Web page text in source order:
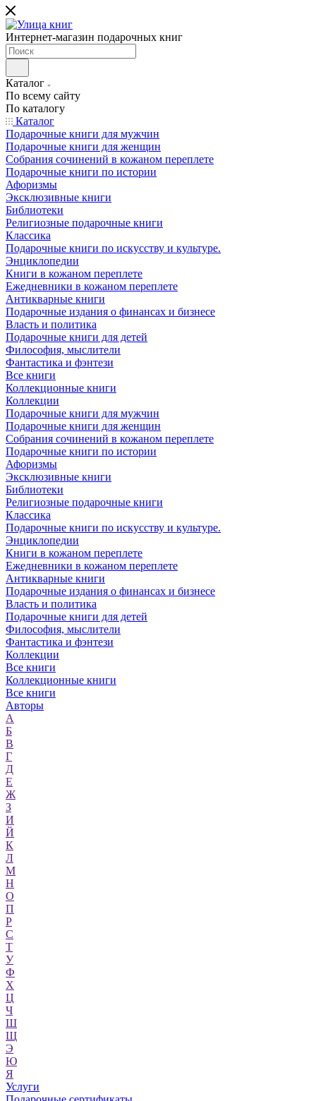
Интернет-магазин подарочных книг
Каталог
По всему сайту
По каталогу
Каталог
Подарочные книги для мужчин
Подарочные книги для женщин
Собрания сочинений в кожаном переплете
Подарочные книги по истории
Афоризмы
Эксклюзивные книги
Библиотеки
Религиозные подарочные книги
Классика
Подарочные книги по искусству и культуре.
Энциклопедии
Книги в кожаном переплете
Ежедневники в кожаном переплете
Антикварные книги
Подарочные издания о финансах и бизнесе
Власть и политика
Подарочные книги для детей
Философия, мыслители
Фантастика и фэнтези
Все книги
Коллекционные книги
Коллекции
Подарочные книги для мужчин
Подарочные книги для женщин
Собрания сочинений в кожаном переплете
Подарочные книги по истории
Афоризмы
Эксклюзивные книги
Библиотеки
Религиозные подарочные книги
Классика
Подарочные книги по искусству и культуре.
Энциклопедии
Книги в кожаном переплете
Ежедневники в кожаном переплете
Антикварные книги
Подарочные издания о финансах и бизнесе
Власть и политика
Подарочные книги для детей
Философия, мыслители
Фантастика и фэнтези
Коллекции
Все книги
Коллекционные книги
Все книги
Авторы
А
Б
В
Г
Д
Е
Ж
З
И
Й
К
Л
М
Н
О
П
Р
С
Т
У
Ф
Х
Ц
Ч
Ш
Щ
Э
Ю
Я
Услуги